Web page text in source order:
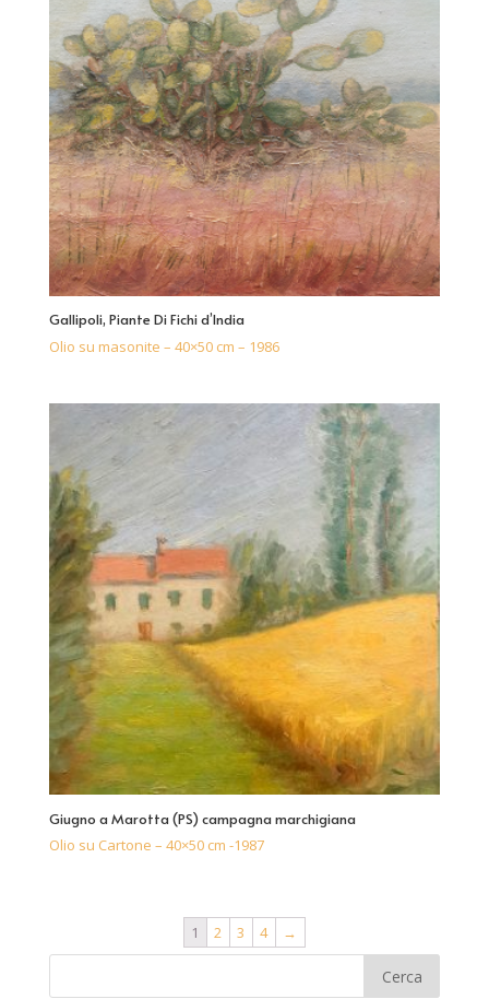
Gallipoli, Piante Di Fichi d’India
Olio su masonite – 40×50 cm – 1986
Giugno a Marotta (PS) campagna marchigiana
Olio su Cartone – 40×50 cm -1987
1 2 3 4 →